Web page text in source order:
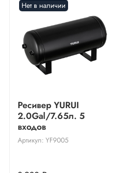
Нет в наличии
Ресивер YURUI
2.0Gal/7.65л. 5
входов
Артикул: YF9005